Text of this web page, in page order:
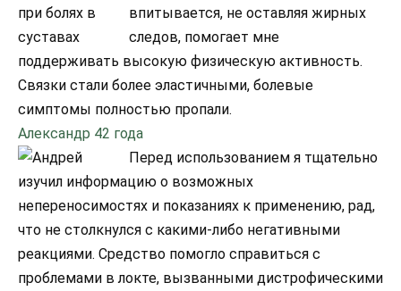
впитывается, не оставляя жирных
следов, помогает мне
поддерживать высокую физическую активность.
Связки стали более эластичными, болевые
симптомы полностью пропали.
Александр 42 года
Перед использованием я тщательно
изучил информацию о возможных
непереносимостях и показаниях к применению, рад,
что не столкнулся с какими-либо негативными
реакциями. Средство помогло справиться с
проблемами в локте, вызванными дистрофическими